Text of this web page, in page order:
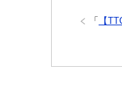
「 【